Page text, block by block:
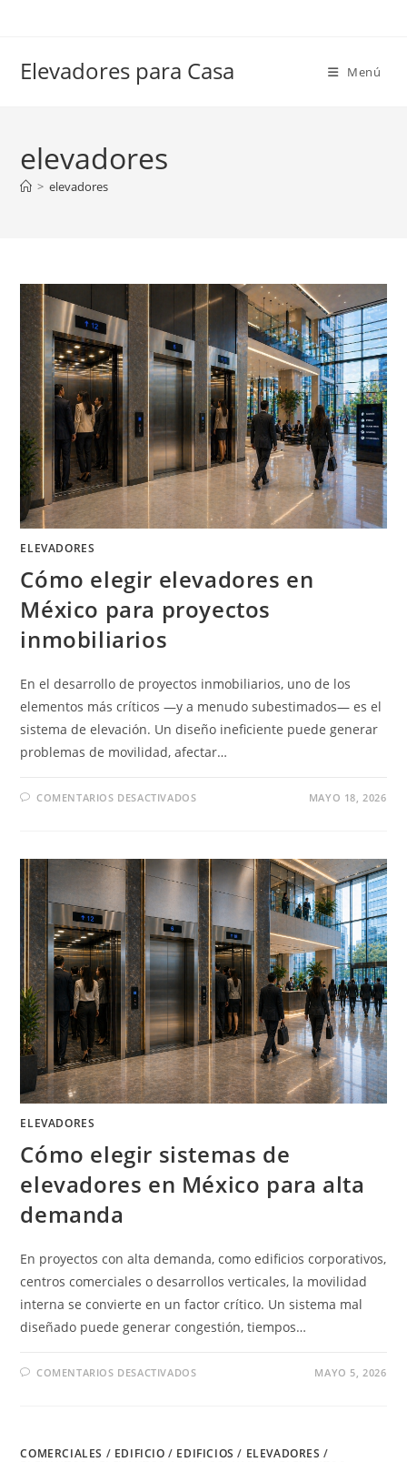
Elevadores para Casa Menú
elevadores
> elevadores
ELEVADORES
Cómo elegir elevadores en
México para proyectos
inmobiliarios
En el desarrollo de proyectos inmobiliarios, uno de los
elementos más críticos —y a menudo subestimados— es el
sistema de elevación. Un diseño ineficiente puede generar
problemas de movilidad, afectar…
COMENTARIOS DESACTIVADOSEN
MÉXICO
PARA
PROYECTOS
INMOBILIARIOS
MAYO 18, 2026
ELEVADORES
Cómo elegir sistemas de
elevadores en México para alta
demanda
En proyectos con alta demanda, como edificios corporativos,
centros comerciales o desarrollos verticales, la movilidad
interna se convierte en un factor crítico. Un sistema mal
diseñado puede generar congestión, tiempos…
COMENTARIOS DESACTIVADOSEN
MÉXICO
MAYO 5, 2026
COMERCIALES / EDIFICIO / EDIFICIOS / ELEVADORES /